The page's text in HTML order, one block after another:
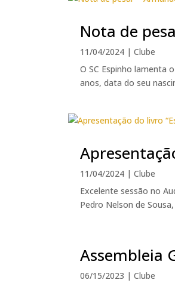
Nota de
11/04/2024 |Clube
O SC Espinho lamenta
anos, data do seu
11/04/2024 |Clube
Excelente sessão no
Pedro Nelson de
Assembleia
06/15/2023 |Clube